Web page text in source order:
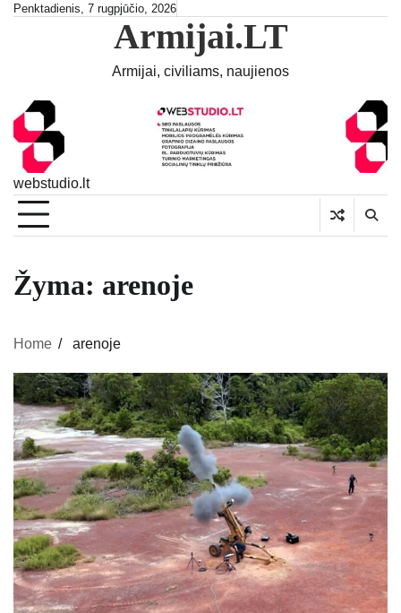
SkipPenktadienis, 7 rugpjūčio, 2026
Armijai.LT
Armijai, civiliams, naujienos
webstudio.lt
Žyma: arenoje
Home arenoje